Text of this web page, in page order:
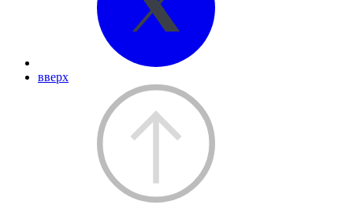
вверх